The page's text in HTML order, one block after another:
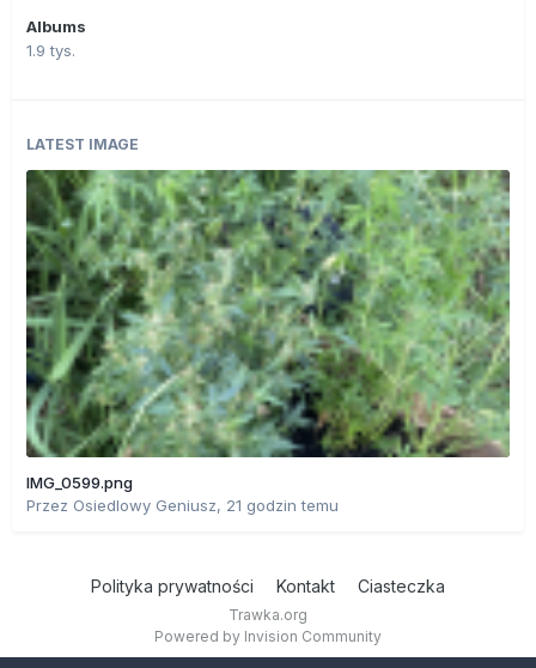
Albums
1.9 tys.
LATEST IMAGE
IMG_0599.png
Przez Osiedlowy Geniusz, 21 godzin temu
Polityka prywatności Kontakt Ciasteczka
Trawka.org
Powered by Invision Community